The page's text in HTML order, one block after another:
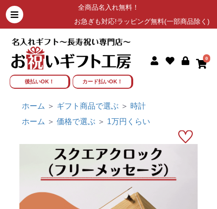
全商品名入れ無料！
お急ぎも対応!ラッピング無料(一部商品除く)
後払いOK！ カード払いOK！
0
ホーム ギフト商品で選ぶ ＞ 時計
ホーム
価格で選ぶ ＞ 1万円くらい